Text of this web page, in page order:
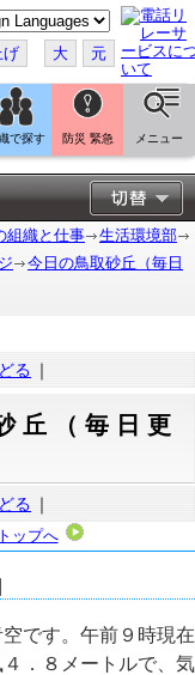
げ 大 元
で探す 防災 緊急 メニュー
組織と仕事
生活環境部
今日の鳥取砂丘（毎日
る ｜
丘（毎日更
る ｜
ップへ
です。午前９時現在
．８メートルで、気